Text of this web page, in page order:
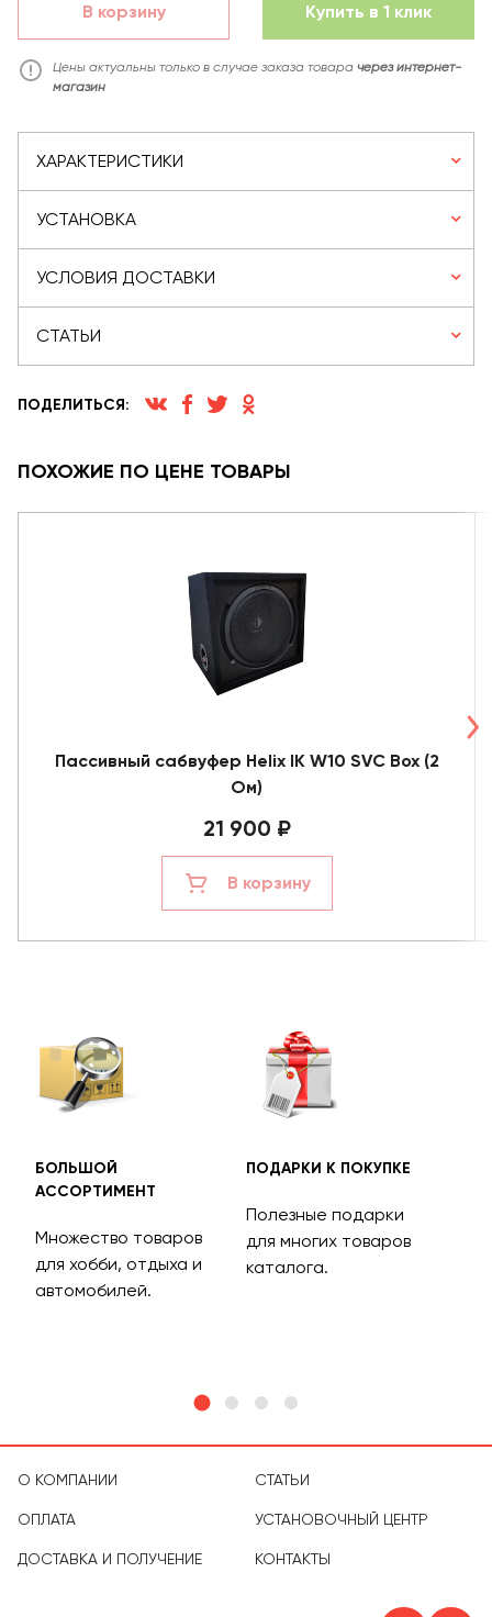
В корзину Купить в 1 клик
Цены актуальны только в случае заказа товара через интернет-
магазин
ХАРАКТЕРИСТИКИ
УСТАНОВКА
УСЛОВИЯ ДОСТАВКИ
СТАТЬИ
ПОДЕЛИТЬСЯ:
ПОХОЖИЕ ПО ЦЕНЕ ТОВАРЫ
Пассивный сабвуфер Helix IK W10 SVC Box (2
Ом)
21 900 ₽
В корзину
БОЛЬШОЙ
АССОРТИМЕНТ
Множество товаров
для хобби, отдыха и
автомобилей.
ПОДАРКИ К ПОКУПКЕ
Полезные подарки
для многих товаров
каталога.
О КОМПАНИИ
ОПЛАТА
ДОСТАВКА И ПОЛУЧЕНИЕ
СТАТЬИ
УСТАНОВОЧНЫЙ ЦЕНТР
КОНТАКТЫ